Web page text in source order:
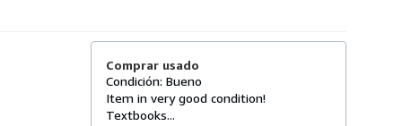
Comprar usado
Condición: Bueno
Item in very good condition!
Textbooks...